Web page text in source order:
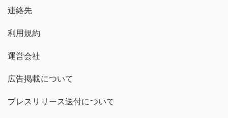
連絡先
利用規約
運営会社
広告掲載について
プレスリリース送付について